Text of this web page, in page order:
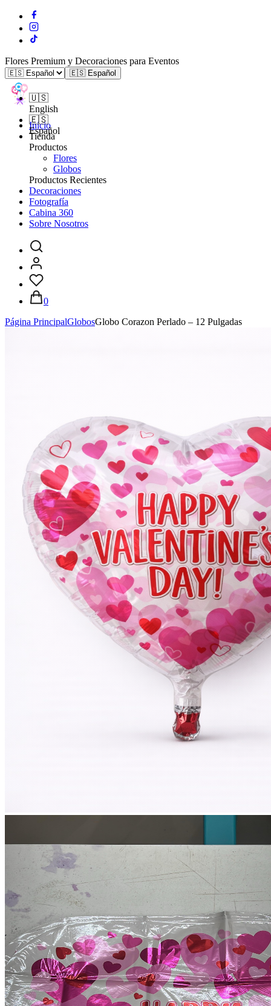
Flores Premium y Decoraciones para Eventos
🇪🇸 Español
🇺🇸
English
🇪🇸
Español
Inicio
Tienda
Productos
Flores
Globos
Productos Recientes
Decoraciones
Fotografía
Cabina 360
Sobre Nosotros
0
Página PrincipalGlobosGlobo Corazon Perlado – 12 Pulgadas